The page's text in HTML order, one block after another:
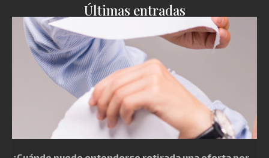
Últimas entradas